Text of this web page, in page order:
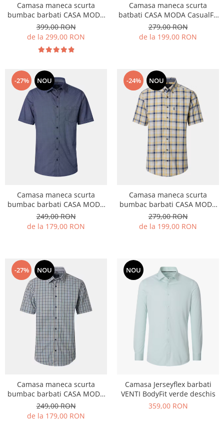
Camasa maneca scurta
bumbac barbati CASA MODA
CasualFit albastru floral
399,00 RON
de la 299,00 RON
Camasa maneca scurta
batbati CASA MODA CasualFit
albastru cerculete
279,00 RON
de la 199,00 RON
-27% NOU
Camasa maneca scurta
bumbac barbati CASA MODA
CasualFit bleumarin cerculete
249,00 RON
de la 179,00 RON
-24% NOU
Camasa maneca scurta
bumbac barbati CASA MODA
CasualFit galben carouri
279,00 RON
de la 199,00 RON
-27% NOU
Camasa maneca scurta
bumbac barbati CASA MODA
CasualFit bleumarin carouri
249,00 RON
de la 179,00 RON
NOU
Camasa Jerseyflex barbati
VENTI BodyFit verde deschis
359,00 RON